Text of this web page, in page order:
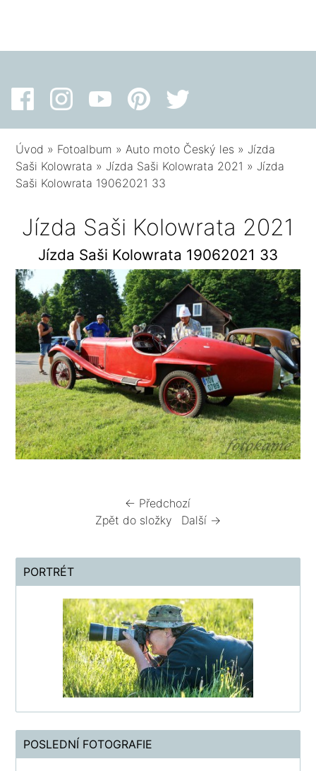
Úvod » Fotoalbum »Auto moto Český les » Jízda
Saši Kolowrata » Jízda Saši Kolowrata 2021 » Jízda
Saši Kolowrata 19062021 33
Jízda Saši Kolowrata 2021
Jízda Saši Kolowrata 19062021 33
← Předchozí
Zpět do složky
Další →
PORTRÉT
POSLEDNÍ FOTOGRAFIE